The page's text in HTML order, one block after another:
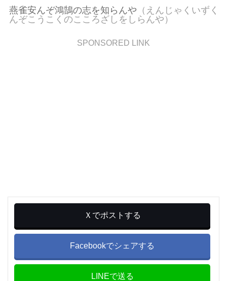
生知安行 （せいちあんこう）
大安吉日 （たいあんきちじつ）
（たいざんのやすき）
燕雀安んぞ鴻鵠の志を知らんや （えんじゃくいずく
んぞこうこくのこころざしをしらんや）
SPONSORED LINK
Ｘでポストする
Facebookでシェアする
LINEで送る